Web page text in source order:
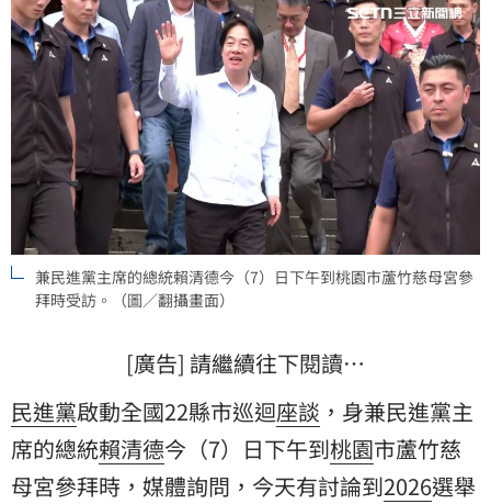
兼民進黨主席的總統賴清德今（7）日下午到桃園市蘆竹慈母宮參
拜時受訪。（圖／翻攝畫面）
[廣告] 請繼續往下閱讀…
民進黨啟動全國22縣市巡迴座談 ，身兼民進黨主
席的總統賴清德今（7）日下午到桃園市蘆竹慈
母宮參拜時，媒體詢問，今天有討論到2026選舉